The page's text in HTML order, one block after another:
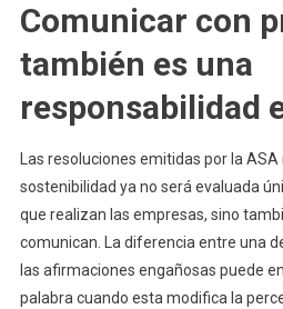
Comunicar con
también es una
responsabilidad
Las resoluciones emitidas por la
sostenibilidad ya no será evaluada
que realizan las empresas, sino
comunican. La diferencia entre una
las afirmaciones engañosas puede
palabra cuando esta modifica la